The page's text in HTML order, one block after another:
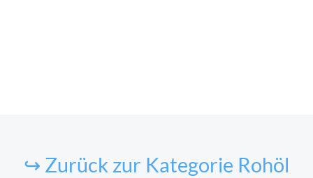
↪ Zurück zur Kategorie Rohöl